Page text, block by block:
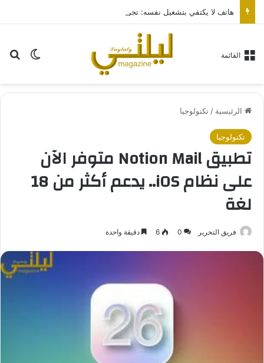
الوضع القائمة
الرئيسية /تكنولوجيا
تكنولوجيا
تطبيق Notion Mail متوفر الآن
على نظام iOS.. يدعم أكثر من 18
لغة
فريق التحرير 0
6 دقيقة واحدة